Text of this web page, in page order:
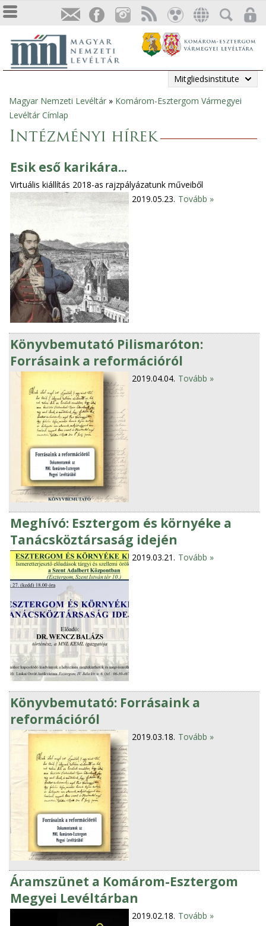
Mitgliedsinstitute
Sie
sind
Magyar Nemzeti Levéltár » Komárom-Esztergom Vármegyei
Levéltár Címlap
Intézményi hírek
Esik eső karikára...
Virtuális kiállítás 2018-as rajzpályázatunk műveiből
2019.05.23. Tovább »
Könyvbemutató Pilismaróton:
Forrásaink a reformációról
2019.04.04. Tovább »
Meghívó: Esztergom és környéke a
Tanácsköztársaság idején
2019.03.21. Tovább »
Könyvbemutató: Forrásaink a
reformációról
2019.03.18. Tovább »
Áramszünet a Komárom-Esztergom
Megyei Levéltárban
2019.02.18. Tovább »